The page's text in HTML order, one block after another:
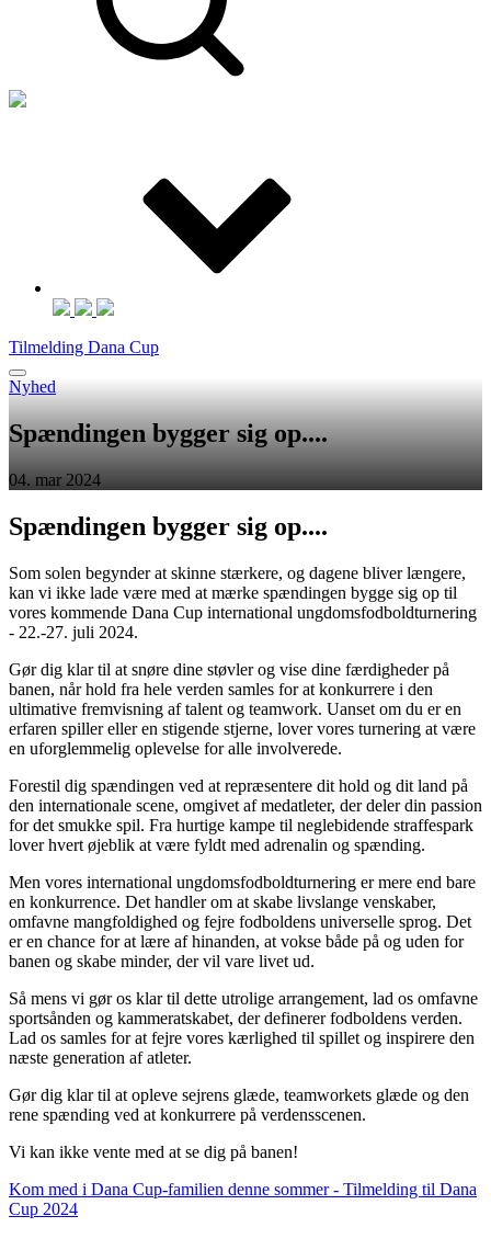
Tilmelding Dana Cup
Nyhed
Spændingen bygger sig op....
04. mar 2024
Spændingen bygger sig op....
Som solen begynder at skinne stærkere, og dagene bliver længere,
kan vi ikke lade være med at mærke spændingen bygge sig op til
vores kommende Dana Cup international ungdomsfodboldturnering
- 22.-27. juli 2024.
Gør dig klar til at snøre dine støvler og vise dine færdigheder på
banen, når hold fra hele verden samles for at konkurrere i den
ultimative fremvisning af talent og teamwork. Uanset om du er en
erfaren spiller eller en stigende stjerne, lover vores turnering at være
en uforglemmelig oplevelse for alle involverede.
Forestil dig spændingen ved at repræsentere dit hold og dit land på
den internationale scene, omgivet af medatleter, der deler din passion
for det smukke spil. Fra hurtige kampe til neglebidende straffespark
lover hvert øjeblik at være fyldt med adrenalin og spænding.
Men vores international ungdomsfodboldturnering er mere end bare
en konkurrence. Det handler om at skabe livslange venskaber,
omfavne mangfoldighed og fejre fodboldens universelle sprog. Det
er en chance for at lære af hinanden, at vokse både på og uden for
banen og skabe minder, der vil vare livet ud.
Så mens vi gør os klar til dette utrolige arrangement, lad os omfavne
sportsånden og kammeratskabet, der definerer fodboldens verden.
Lad os samles for at fejre vores kærlighed til spillet og inspirere den
næste generation af atleter.
Gør dig klar til at opleve sejrens glæde, teamworkets glæde og den
rene spænding ved at konkurrere på verdensscenen.
Vi kan ikke vente med at se dig på banen!
Kom med i Dana Cup-familien denne sommer - Tilmelding til Dana
Cup 2024